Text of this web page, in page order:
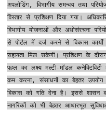
अपलोडिंग, विभागीय समन्वय तथा
विस्तार से प्रशिक्षण दिया गया।
विभागीय योजनाओं और अधोसंरचना
से पोर्टल में दर्ज करने से विकास कार्यों
सहायता मिल सकेगी। प्रशिक्षण के
पहल का लक्ष्य मल्टी-मॉडल
कम करना, संसाधनों का बेहतर उपयोग
विकास को गति देना है। इससे शासन
नागरिकों को भी बेहतर आधारभूत